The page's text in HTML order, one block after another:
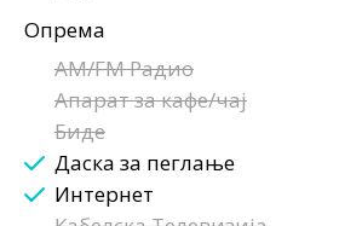
Опрема
AM/FM Радио
Апарат за кафе/чај
Биде
Даска за пеглање
Интернет